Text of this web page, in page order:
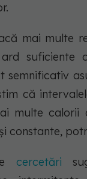
mai multe
suficiente
semnificativ
că
multe calorii
constante,
cercetări